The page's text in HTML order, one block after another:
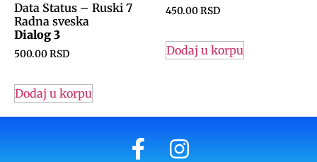
Data Status – Ruski 7
Radna sveska
Dialog 3
500.00RSD
Dodaj u korpu
450.00RSD
Dodaj u korpu